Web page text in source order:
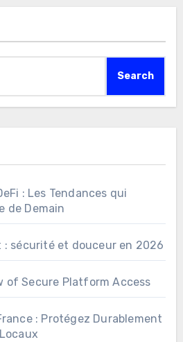
Search
: Les Tendances qui
de Demain
: sécurité et douceur en 2026
of Secure Platform Access
: Protégez Durablement